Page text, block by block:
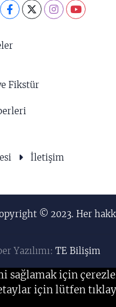
Fikstür
İletişim
© 2023. Her
Yazılımı: TE Bilişim
sağlamak için
için lütfen